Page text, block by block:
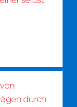
durch